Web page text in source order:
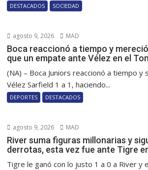
DESTACADOS SOCIEDAD
agosto 9, 2026 MAD
Boca reaccionó a tiempo y
que un empate ante Vélez en el
(NA) – Boca Juniors reaccionó a tiempo y
Vélez Sarfield 1 a 1, haciendo...
DEPORTES DESTACADOS
agosto 9, 2026 MAD
River suma figuras millonarias y
derrotas, esta vez fue ante Tigre
Tigre le ganó con lo justo 1 a 0 a River y